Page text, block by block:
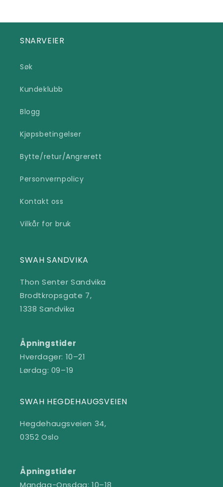
SNARVEIER
Søk
Kundeklubb
Blogg
Kjøpsbetingelser
Bytte/retur/Angrerett
Personvernpolicy
Kontakt oss
Vilkår for bruk
SWAH SANDVIKA
Thon Senter Sandvika
Brodtkropsgate 7,
1338 Sandvika
Åpningstider
Hverdager: 10–21
Lørdag: 09–19
SWAH HEGDEHAUGSVEIEN
Hegdehaugsveien 34,
0352 Oslo
Åpningstider
Mandag-Onsdag: 10–18